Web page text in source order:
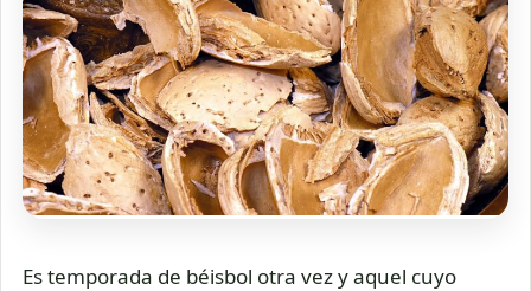
Es temporada de béisbol otra vez y aquel cuyo